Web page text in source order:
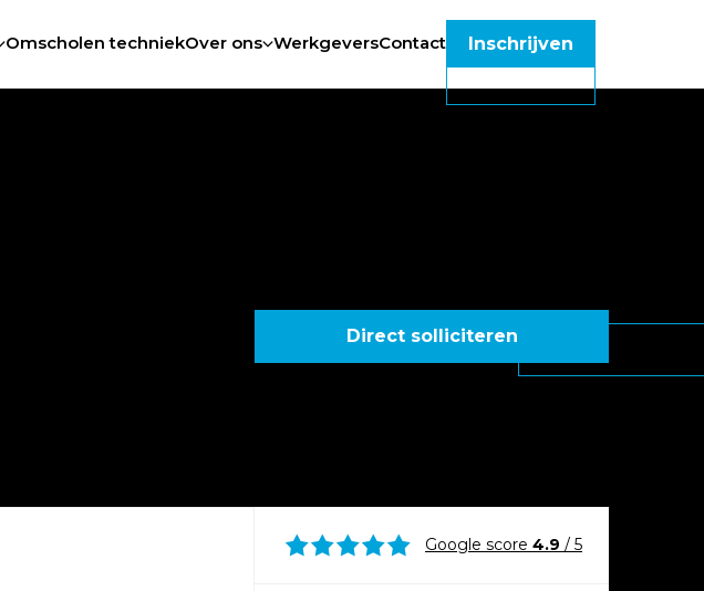
Omscholen techniekOver ons WerkgeversContact Inschrijven
Direct solliciteren
Google score 4.9 / 5